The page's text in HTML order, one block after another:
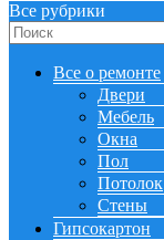
Все рубрики
Все о ремонте
Двери
Мебель
Окна
Пол
Потолок
Стены
Гипсокартон